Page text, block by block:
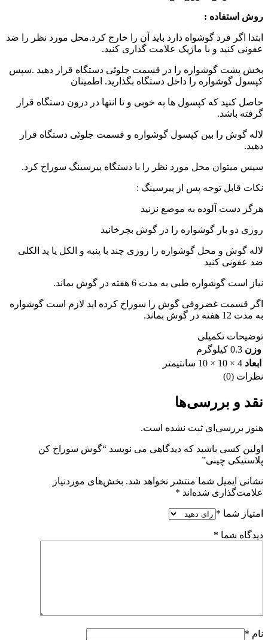
روش استفاده :
ابتدا اگر فرد گوشواه دارد باید آن را خارج کرد.محل مورد نظر را ضد
عفونی کنید و با ماژیک علامت گذاری کنید.
بخش پشت گوشواره را در قسمت جلوئی دستگاه قرار دهید .سپس
کپسول گوشواره را داخل دستگاه بگذارید. اطمینان
حاصل کنید که کپسول ها به خوبی و تا انتها در درون دستگاه قرار
گرفته باشد.
لاله گوش را بین کپسول گوشواره و قسمت جلوئی دستگاه قرار
دهید.
سپس میتوان محل مورد نظر را با دستگاه پیرسینگ سوراخ کرد.
نکات قابل توجه پس از پیرسینگ :
هرگز دست آلوده به موضع نزنید
روزی دو بار گوشواره را در گوش بچرخانید
لاله گوش و محل گوشواره را روزی چند با پنبه و الکل یا پد الکلی
ضد عفونی کنید
نیاز است گوشواره طبی به مدت 6 هفته در گوش بماند.
اگر قسمت غضروفی گوش را سوراخ کرده اید لازم است گوشواره
به مدت 12 هفته در گوش بماند.
توضیحات تکمیلی
وزن 0.3 کیلوگرم
ابعاد 4 × 10 × 10 سانتیمتر
نظرات (0)
نقد و بررسی‌ها
هنوز بررسی‌ای ثبت نشده است.
اولین کسی باشید که دیدگاهی می نویسد “گوش سوراخ کن
پلاستیکی چینی”
نشانی ایمیل شما منتشر نخواهد شد. بخش‌های موردنیاز
علامت‌گذاری شده‌اند *
امتیاز شما *
دیدگاه شما *
نام *